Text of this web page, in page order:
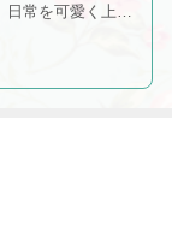
常を可愛く上品